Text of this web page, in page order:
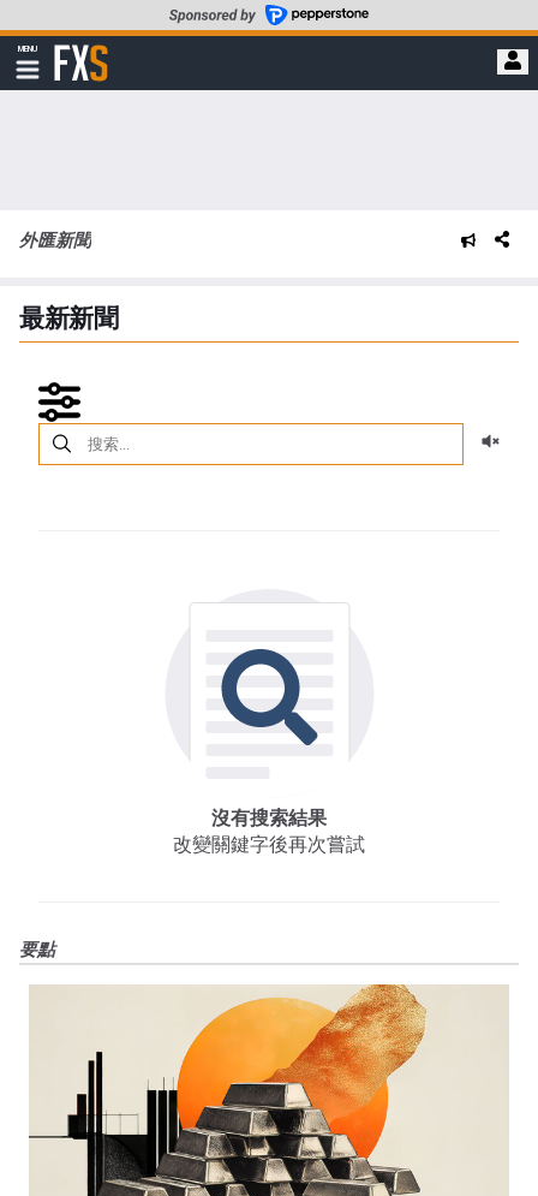
至
要
MENU
顯
示
FXStreet
外匯新聞
最新新聞
沒有搜索結果
改變關鍵字後再次嘗試
要點